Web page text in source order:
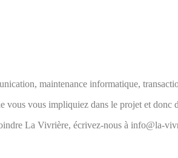
maintenance informatique,
vous impliquiez dans le projet et donc
La Vivrière, écrivez-nous à info@la-